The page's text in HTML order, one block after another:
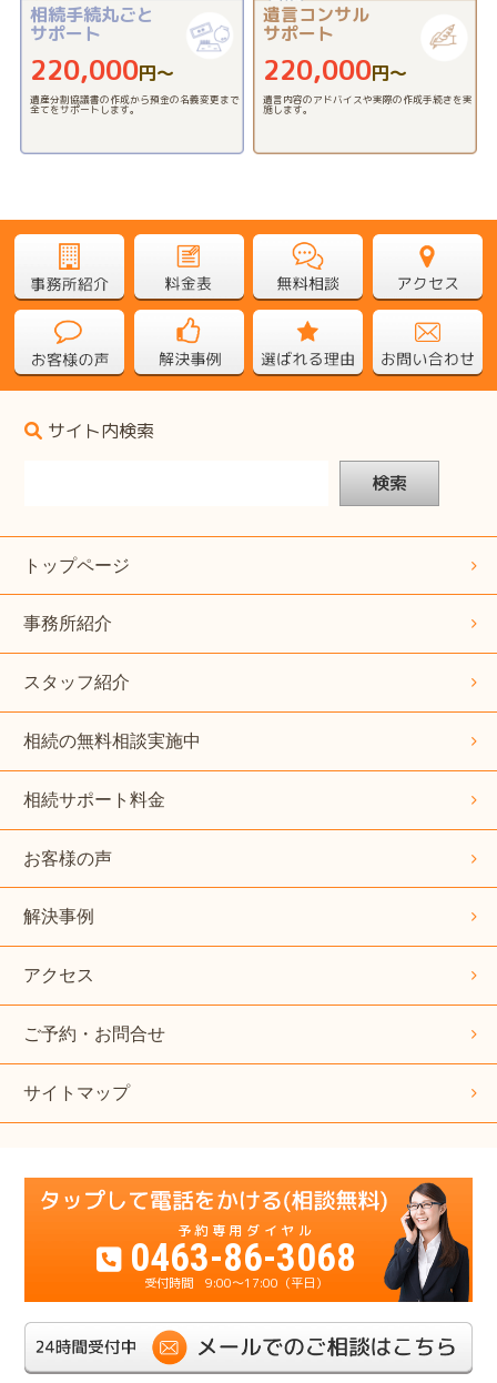
相続手続丸ごと
サポート
220,000円〜
遺産分割協議書の作成から預金の名義変更まで
全てをサポートします。
遺言コンサル
サポート
220,000円〜
遺言内容のアドバイスや実際の作成手続きを実
施します。
サイト内検索
検索
トップページ
事務所紹介
スタッフ紹介
相続の無料相談実施中
相続サポート料金
お客様の声
解決事例
アクセス
ご予約・お問合せ
サイトマップ
0463-86-3068
9:00～17:00（平日）